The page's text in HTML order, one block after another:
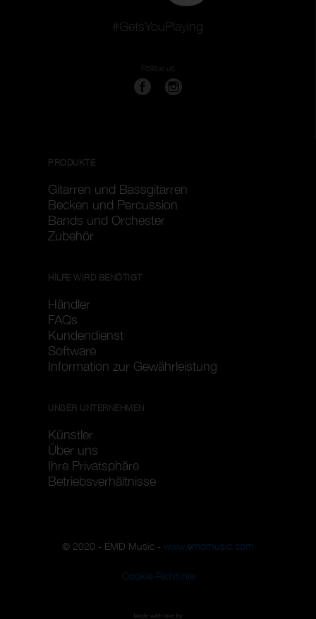
#GetsYouPlaying
Follow us
PRODUKTE
Gitarren und Bassgitarren
Becken und Percussion
Bands und Orchester
Zubehör
HILFE WIRD BENÖTIGT
Händler
FAQs
Kundendienst
Software
Information zur Gewährleistung
UNSER UNTERNEHMEN
Künstler
Über uns
Ihre Privatsphäre
Betriebsverhältnisse
© 2020 - EMD Music - www.emdmusic.com
Cookie-Richtlinie